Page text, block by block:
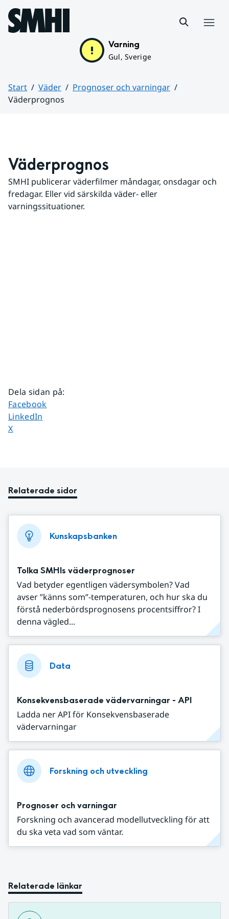
Hoppa till sidans innehåll
Varning
Gul, Sverige
Start Väder
Prognoser och varningar
Väderprognos
Väderprognos
SMHI publicerar väderfilmer måndagar, onsdagar och
fredagar. Eller vid särskilda väder- eller
varningssituationer.
Dela sidan på:
Dela sidan på
Facebook
Dela sidan på
LinkedIn
Dela sidan på
X
Relaterade sidor
Kunskapsbanken
Tolka SMHIs väderprognoser
Vad betyder egentligen vädersymbolen? Vad
avser ”känns som”-temperaturen, och hur ska du
förstå nederbördsprognosens procentsiffror? I
denna vägled...
Data
Konsekvensbaserade vädervarningar - API
Ladda ner API för Konsekvensbaserade
vädervarningar
Forskning och utveckling
Prognoser och varningar
Forskning och avancerad modellutveckling för att
du ska veta vad som väntar.
Relaterade länkar